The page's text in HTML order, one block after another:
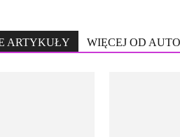
ARTYKUŁY WIĘCEJ OD